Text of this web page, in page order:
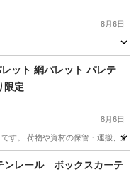
8月6日
ット 網パレット パレテ
限定
8月6日
す。 荷物や資材の保管・運搬、
ンレール ボックスカーテ